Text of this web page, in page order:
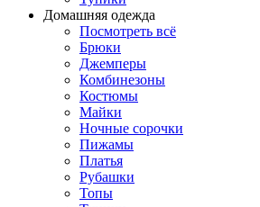
Домашняя одежда
Посмотреть всё
Брюки
Джемперы
Комбинезоны
Костюмы
Майки
Ночные сорочки
Пижамы
Платья
Рубашки
Топы